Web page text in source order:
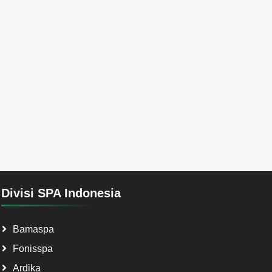
Divisi SPA Indonesia
Bamaspa
Fonisspa
Ardika